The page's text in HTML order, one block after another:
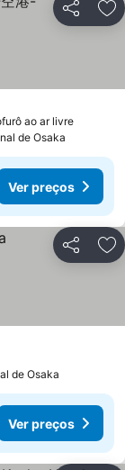
Partilhar
ao ar livreVer
de Osaka
Ver preços
Partilhar
preços
de Osaka
Ver preços